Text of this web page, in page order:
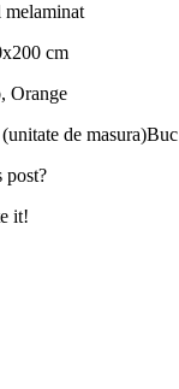
melaminat
cm
Orange
de masura)Buc
post?
it!